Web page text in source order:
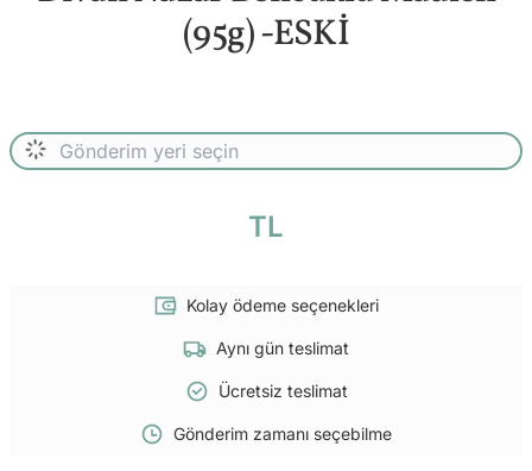
(95g) -ESKİ
TL
Kolay ödeme seçenekleri
Aynı gün teslimat
Ücretsiz teslimat
Gönderim zamanı seçebilme